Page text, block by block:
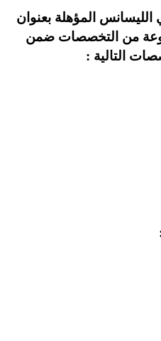
مطابقة التكوينات في الليسانس المؤهلة بعنوان
مجموعة من التخصصات ضمن
التالية :